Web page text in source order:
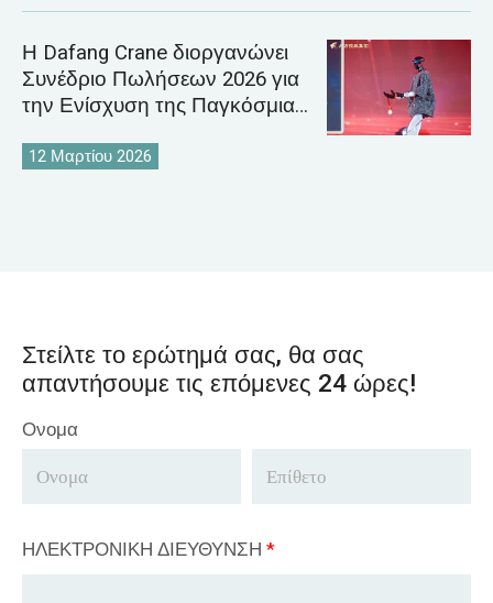
Η Dafang Crane διοργανώνει
Συνέδριο Πωλήσεων 2026 για
την Ενίσχυση της Παγκόσμιας
12 Μαρτίου 2026
Στείλτε το ερώτημά σας, θα σας
απαντήσουμε τις επόμενες 24 ώρες!
Ονομα
ΗΛΕΚΤΡΟΝΙΚΗ ΔΙΕΥΘΥΝΣΗ *